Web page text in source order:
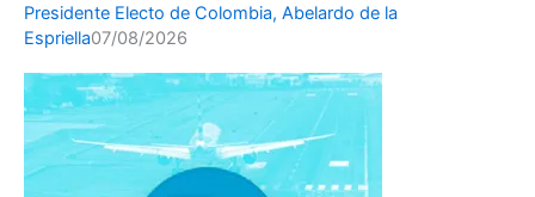
Presidente Electo de Colombia, Abelardo de la
Espriella07/08/2026